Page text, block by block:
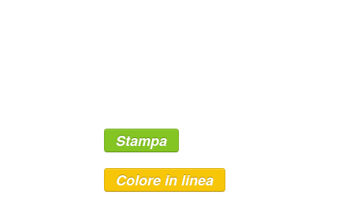
Stampa
Colore in linea